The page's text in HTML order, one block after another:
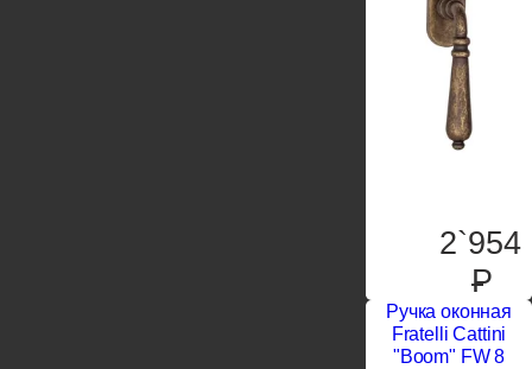
2`954
P
Ручка оконная
Fratelli Cattini
"Boom" FW 8